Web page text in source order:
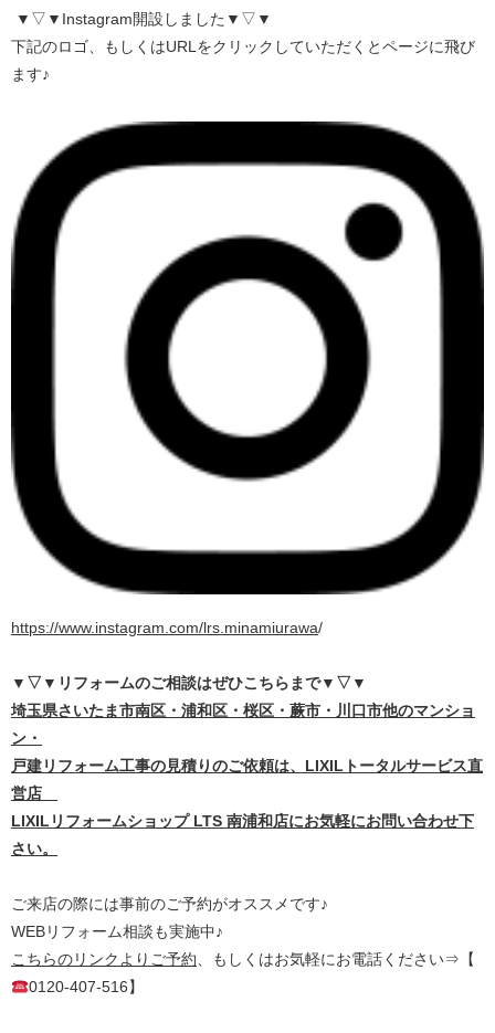
▼▽▼Instagram開設しました▼▽▼
下記のロゴ、もしくはURLをクリックしていただくとページに飛び
ます♪
https://www.instagram.com/lrs.minamiurawa/
▼▽▼リフォームのご相談はぜひこちらまで▼▽▼
埼玉県さいたま市南区・浦和区・桜区・蕨市・川口市他のマンショ
ン・
戸建リフォーム工事の見積りのご依頼は、LIXILトータルサービス直
営店
LIXILリフォームショップ LTS 南浦和店にお気軽にお問い合わせ下
さい。
ご来店の際には事前のご予約がオススメです♪
WEBリフォーム相談も実施中♪
こちらのリンクよりご予約、もしくはお気軽にお電話ください⇒【
0120-407-516】